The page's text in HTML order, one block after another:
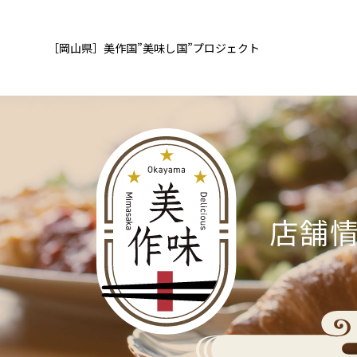
［岡山県］ 美作国”美味し国”プロジェクト
店舗